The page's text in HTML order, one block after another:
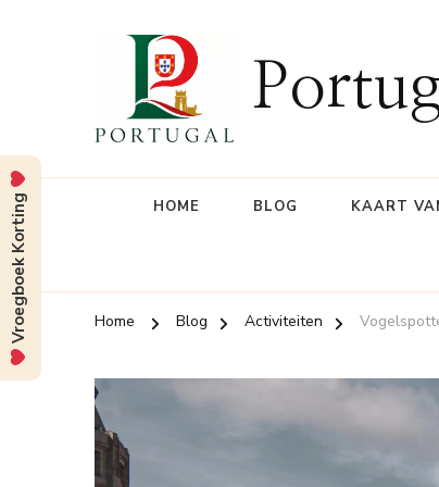
HOME BLOG KAART
Home Blog Activiteiten
Vroegboek Korting